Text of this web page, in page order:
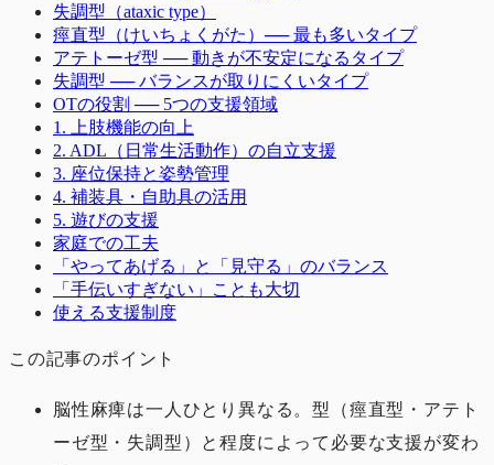
失調型（ataxic type）
痙直型（けいちょくがた）── 最も多いタイプ
アテトーゼ型 ── 動きが不安定になるタイプ
失調型 ── バランスが取りにくいタイプ
OTの役割 ── 5つの支援領域
1. 上肢機能の向上
2. ADL（日常生活動作）の自立支援
3. 座位保持と姿勢管理
4. 補装具・自助具の活用
5. 遊びの支援
家庭での工夫
「やってあげる」と「見守る」のバランス
「手伝いすぎない」ことも大切
使える支援制度
この記事のポイント
脳性麻痺は一人ひとり異なる。型（痙直型・アテト
ーゼ型・失調型）と程度によって必要な支援が変わ